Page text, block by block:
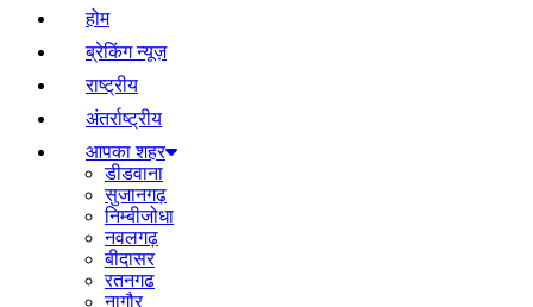
होम
ब्रेकिंग न्यूज़
राष्ट्रीय
अंतर्राष्ट्रीय
आपका शहर
डीडवाना
सुजानगढ़
निम्बीजोधा
नवलगढ़
बीदासर
रतनगढ
नागौर